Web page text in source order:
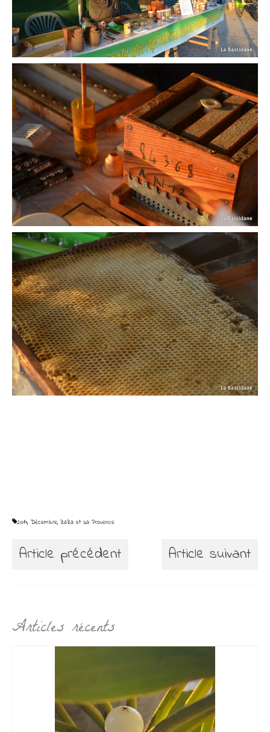
2014, Décembre, ZaZa et sa Provence
Article précédent Article suivant
Articles récents